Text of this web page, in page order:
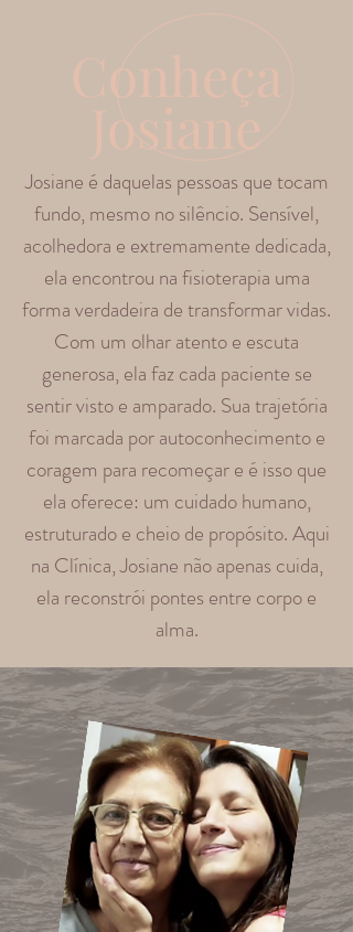
Conheça
Josiane
Josiane é daquelas pessoas que tocam
fundo, mesmo no silêncio. Sensível,
acolhedora e extremamente dedicada,
ela encontrou na fisioterapia uma
forma verdadeira de transformar vidas.
Com um olhar atento e escuta
generosa, ela faz cada paciente se
sentir visto e amparado. Sua trajetória
foi marcada por autoconhecimento e
coragem para recomeçar e é isso que
ela oferece: um cuidado humano,
estruturado e cheio de propósito. Aqui
na Clínica, Josiane não apenas cuida,
ela reconstrói pontes entre corpo e
alma.